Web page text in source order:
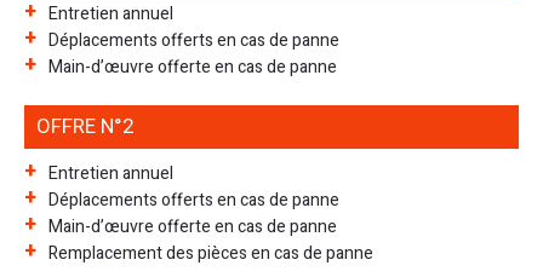
Entretien annuel
Déplacements offerts en cas de panne
Main-d’œuvre offerte en cas de panne
OFFRE N°2
Entretien annuel
Déplacements offerts en cas de panne
Main-d’œuvre offerte en cas de panne
Remplacement des pièces en cas de panne